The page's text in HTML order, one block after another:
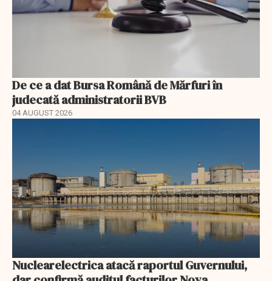
De ce a dat Bursa Română de Mărfuri în
judecată administratorii BVB
04 AUGUST 2026
Nuclearelectrica atacă raportul Guvernului,